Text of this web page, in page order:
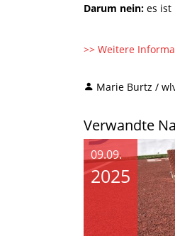
Darum nein: es ist
>> Weitere
Marie Burtz /
Verwandte
09.09.
2025